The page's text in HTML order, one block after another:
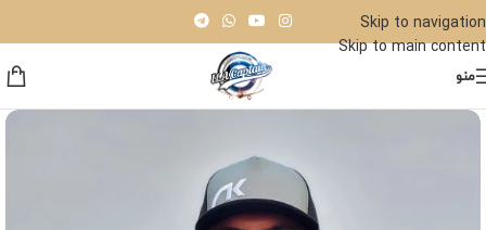
Skip to navigation
Skip to main content
منو